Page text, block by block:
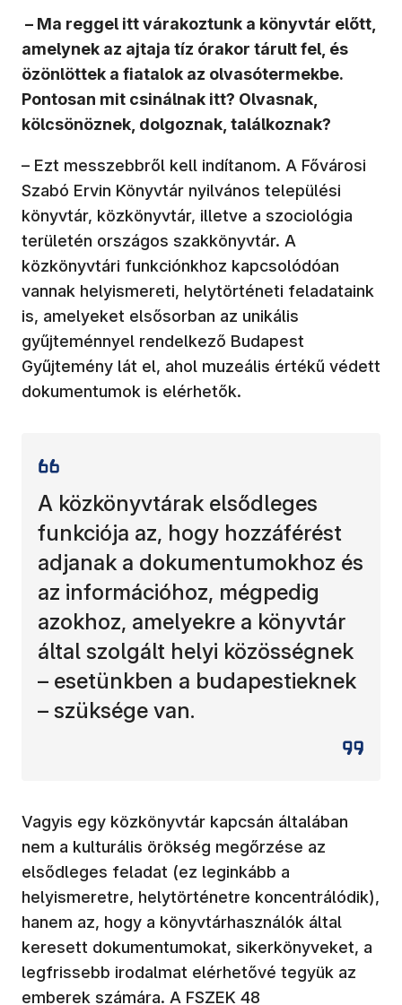
– Ma reggel itt várakoztunk a könyvtár előtt,
amelynek az ajtaja tíz órakor tárult fel, és
özönlöttek a fiatalok az olvasótermekbe.
Pontosan mit csinálnak itt? Olvasnak,
kölcsönöznek, dolgoznak, találkoznak?
– Ezt messzebbről kell indítanom. A Fővárosi
Szabó Ervin Könyvtár nyilvános települési
könyvtár, közkönyvtár, illetve a szociológia
területén országos szakkönyvtár. A
közkönyvtári funkciónkhoz kapcsolódóan
vannak helyismereti, helytörténeti feladataink
is, amelyeket elsősorban az unikális
gyűjteménnyel rendelkező Budapest
Gyűjtemény lát el, ahol muzeális értékű védett
dokumentumok is elérhetők.
A közkönyvtárak elsődleges
funkciója az, hogy hozzáférést
adjanak a dokumentumokhoz és
az információhoz, mégpedig
azokhoz, amelyekre a könyvtár
által szolgált helyi közösségnek
– esetünkben a budapestieknek
– szüksége van.
Vagyis egy közkönyvtár kapcsán általában
nem a kulturális örökség megőrzése az
elsődleges feladat (ez leginkább a
helyismeretre, helytörténetre koncentrálódik),
hanem az, hogy a könyvtárhasználók által
keresett dokumentumokat, sikerkönyveket, a
legfrissebb irodalmat elérhetővé tegyük az
emberek számára. A FSZEK 48